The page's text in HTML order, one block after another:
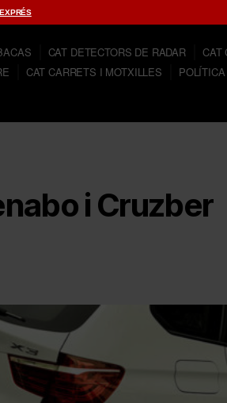
CAT DETECTORS DE RADAR
CAT
CAT CARRETS I MOTXILLES
i Cruzber